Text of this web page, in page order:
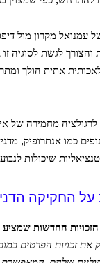
עמנואל מקרון מול
לגשת לסוגיה זו
אתית הולך
מחמירה של
כמו אנתרופיק,
שיכולות
החקיקה
החדשות שמציע
זכויות הפרטים